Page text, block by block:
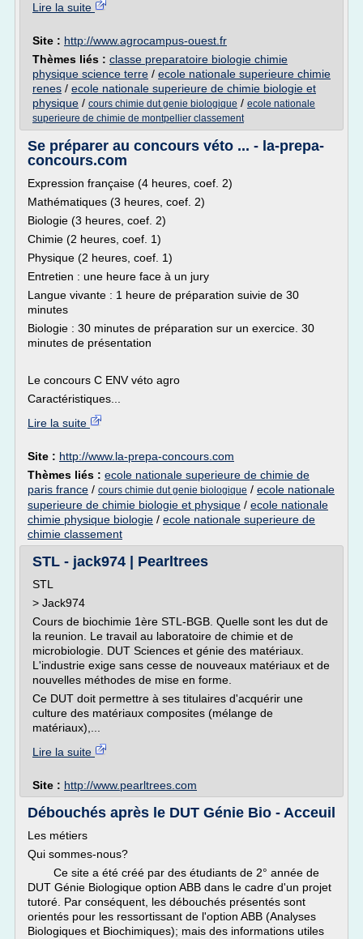
Lire la suite
Site : http://www.agrocampus-ouest.fr
Thèmes liés : classe preparatoire biologie chimie
physique science terre / ecole nationale superieure chimie
renes / ecole nationale superieure de chimie biologie et
physique / cours chimie dut genie biologique / ecole nationale
superieure de chimie de montpellier classement
Se préparer au concours véto ... - la-prepa-
concours.com
Expression française (4 heures, coef. 2)
Mathématiques (3 heures, coef. 2)
Biologie (3 heures, coef. 2)
Chimie (2 heures, coef. 1)
Physique (2 heures, coef. 1)
Entretien : une heure face à un jury
Langue vivante : 1 heure de préparation suivie de 30
minutes
Biologie : 30 minutes de préparation sur un exercice. 30
minutes de présentation
Le concours C ENV véto agro
Caractéristiques...
Lire la suite
Site : http://www.la-prepa-concours.com
Thèmes liés : ecole nationale superieure de chimie de
paris france / cours chimie dut genie biologique / ecole nationale
superieure de chimie biologie et physique / ecole nationale
chimie physique biologie / ecole nationale superieure de
chimie classement
STL - jack974 | Pearltrees
STL
> Jack974
Cours de biochimie 1ère STL-BGB. Quelle sont les dut de
la reunion. Le travail au laboratoire de chimie et de
microbiologie. DUT Sciences et génie des matériaux.
L'industrie exige sans cesse de nouveaux matériaux et de
nouvelles méthodes de mise en forme.
Ce DUT doit permettre à ses titulaires d'acquérir une
culture des matériaux composites (mélange de
matériaux),...
Lire la suite
Site : http://www.pearltrees.com
Débouchés après le DUT Génie Bio - Acceuil
Les métiers
Qui sommes-nous?
Ce site a été créé par des étudiants de 2° année de
DUT Génie Biologique option ABB dans le cadre d'un projet
tutoré. Par conséquent, les débouchés présentés sont
orientés pour les ressortissant de l'option ABB (Analyses
Biologiques et Biochimiques); mais des informations utiles